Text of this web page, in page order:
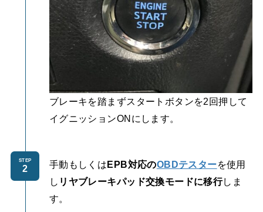
ブレーキを踏まずスタートボタンを2回押して
イグニッションONにします。
STEP 手動もしくは EPB対応のOBDテスターを使用
し リヤブレーキパッド交換モードに移行しま
す。